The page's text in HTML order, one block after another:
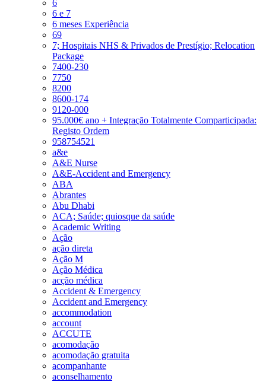
6
6 e 7
6 meses Experiência
69
7; Hospitais NHS & Privados de Prestígio; Relocation
Package
7400-230
7750
8200
8600-174
9120-000
95.000€ ano + Integração Totalmente Comparticipada:
Registo Ordem
958754521
a&e
A&E Nurse
A&E-Accident and Emergency
ABA
Abrantes
Abu Dhabi
ACA; Saúde; quiosque da saúde
Academic Writing
Ação
ação direta
Ação M
Ação Médica
acção médica
Accident & Emergency
Accident and Emergency
accommodation
account
ACCUTE
acomodação
acomodação gratuita
acompanhante
aconselhamento